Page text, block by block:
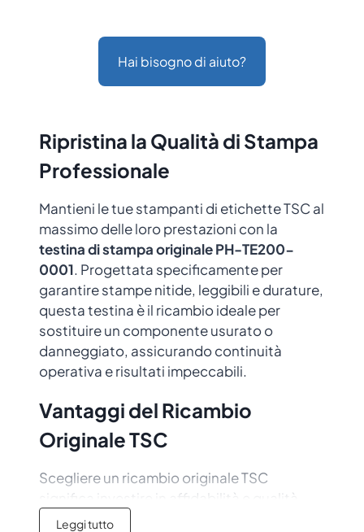
Hai bisogno di aiuto?
Ripristina la Qualità di Stampa
Professionale
Mantieni le tue stampanti di etichette TSC al
massimo delle loro prestazioni con la
testina di stampa originale PH-TE200-
0001. Progettata specificamente per
garantire stampe nitide, leggibili e durature,
questa testina è il ricambio ideale per
sostituire un componente usurato o
danneggiato, assicurando continuità
operativa e risultati impeccabili.
Vantaggi del Ricambio
Originale TSC
Scegliere un ricambio originale TSC
significa investire in affidabilità e qualità.
Questa testina di stampa è stata prodotta
Leggi tutto